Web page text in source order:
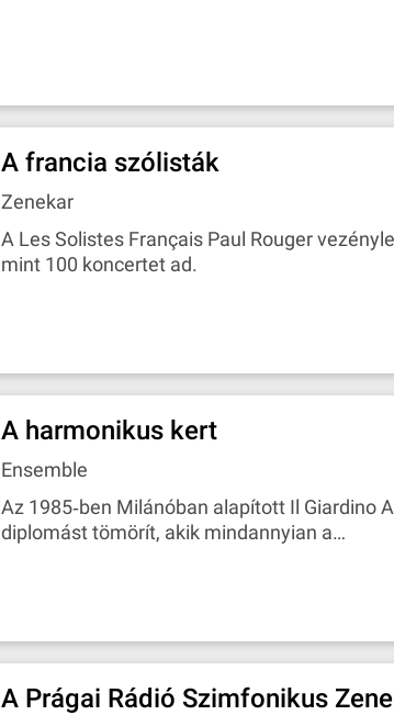
A francia szólisták
Zenekar
A Les Solistes Français Paul Rouger
mint 100 koncertet ad.
A harmonikus kert
Ensemble
Az 1985‐ben Milánóban alapított Il Giardino
diplomást tömörít, akik mindannyian a…
A Prágai Rádió Szimfonikus